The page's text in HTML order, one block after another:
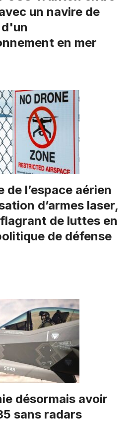
un navire de
en mer
de l’espace aérien
d’armes laser,
de luttes en
de défense
désormais avoir
sans radars